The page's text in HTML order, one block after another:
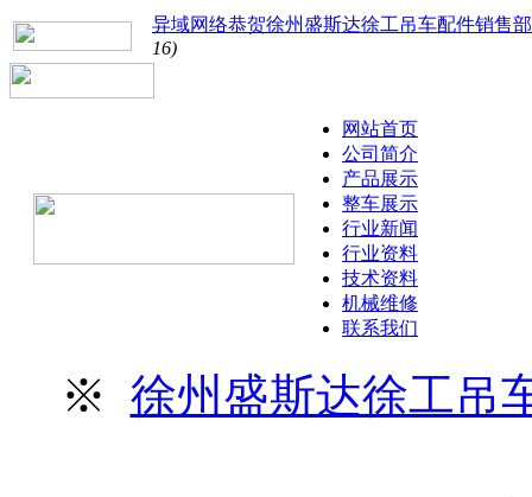
异域网络恭贺徐州盛斯达徐工吊车配件销售
16)
网站首页
公司简介
产品展示
整车展示
行业新闻
行业资料
技术资料
机械维修
联系我们
※ 徐州盛斯达徐工吊